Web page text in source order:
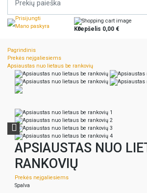
Prisijungti
Mano paskyra
0
Krepšelis 0,00 €
Pagrindinis
Prekės neįgaliesiems
Apsiaustas nuo lietaus be rankovių
APSIAUSTAS NUO
RANKOVIŲ
Prekės neįgaliesiems
Spalva